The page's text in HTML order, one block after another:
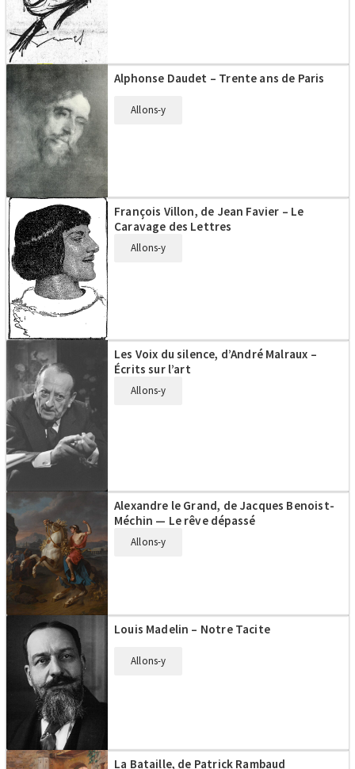
Alphonse Daudet – Trente ans de Paris
Allons-y
François Villon, de Jean Favier – Le
Caravage des Lettres
Allons-y
Les Voix du silence, d’André Malraux –
Écrits sur l’art
Allons-y
Alexandre le Grand, de Jacques Benoist-
Méchin — Le rêve dépassé
Allons-y
Louis Madelin – Notre Tacite
Allons-y
La Bataille, de Patrick Rambaud